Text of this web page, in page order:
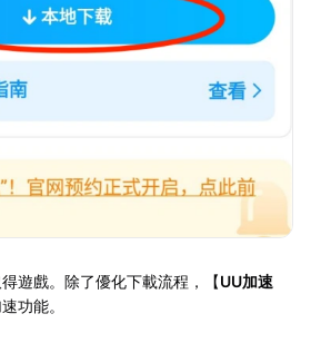
遊戲。除了優化下載流程，【UU加速
功能。